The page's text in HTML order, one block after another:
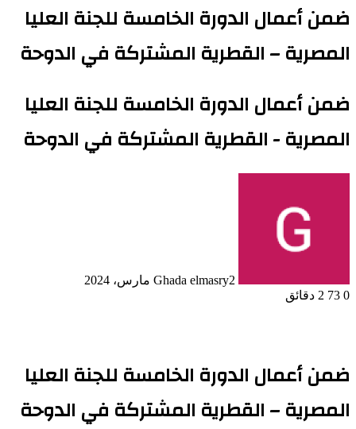
ضمن أعمال الدورة الخامسة للجنة العليا
المصرية – القطرية المشتركة في الدوحة
ضمن أعمال الدورة الخامسة للجنة العليا
المصرية - القطرية المشتركة في الدوحة
Ghada elmasry2 مارس، 2024
0
2 دقائق
ضمن أعمال الدورة الخامسة للجنة العليا
المصرية – القطرية المشتركة في الدوحة